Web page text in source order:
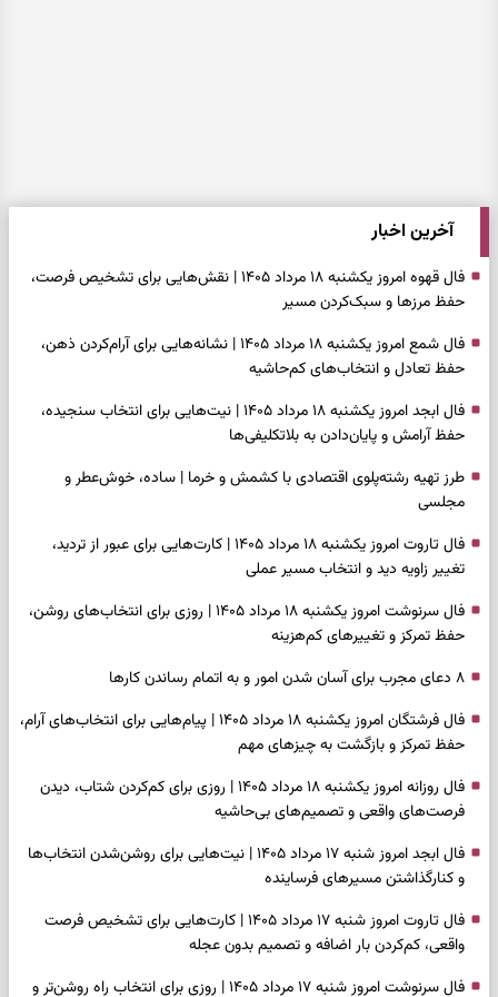
آخرین اخبار
فال قهوه امروز یکشنبه ۱۸ مرداد ۱۴۰۵ | نقش‌هایی برای تشخیص فرصت،
حفظ مرزها و سبک‌کردن مسیر
فال شمع امروز یکشنبه ۱۸ مرداد ۱۴۰۵ | نشانه‌هایی برای آرام‌کردن ذهن،
حفظ تعادل و انتخاب‌های کم‌حاشیه
فال ابجد امروز یکشنبه ۱۸ مرداد ۱۴۰۵ | نیت‌هایی برای انتخاب سنجیده،
حفظ آرامش و پایان‌دادن به بلاتکلیفی‌ها
طرز تهیه رشته‌پلوی اقتصادی با کشمش و خرما | ساده، خوش‌عطر و
مجلسی
فال تاروت امروز یکشنبه ۱۸ مرداد ۱۴۰۵ | کارت‌هایی برای عبور از تردید،
تغییر زاویه دید و انتخاب مسیر عملی
فال سرنوشت امروز یکشنبه ۱۸ مرداد ۱۴۰۵ | روزی برای انتخاب‌های روشن،
حفظ تمرکز و تغییرهای کم‌هزینه
۸ دعای مجرب برای آسان شدن امور و به اتمام رساندن کار‌ها
فال فرشتگان امروز یکشنبه ۱۸ مرداد ۱۴۰۵ | پیام‌هایی برای انتخاب‌های آرام،
حفظ تمرکز و بازگشت به چیزهای مهم
فال روزانه امروز یکشنبه ۱۸ مرداد ۱۴۰۵ | روزی برای کم‌کردن شتاب، دیدن
فرصت‌های واقعی و تصمیم‌های بی‌حاشیه
فال ابجد امروز شنبه ۱۷ مرداد ۱۴۰۵ | نیت‌هایی برای روشن‌شدن انتخاب‌ها
و کنارگذاشتن مسیرهای فرساینده
فال تاروت امروز شنبه ۱۷ مرداد ۱۴۰۵ | کارت‌هایی برای تشخیص فرصت
واقعی، کم‌کردن بار اضافه و تصمیم بدون عجله
فال سرنوشت امروز شنبه ۱۷ مرداد ۱۴۰۵ | روزی برای انتخاب راه روشن‌تر و